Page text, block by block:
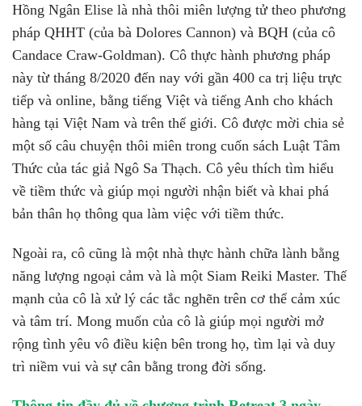
Hồng Ngân Elise là nhà thôi miên lượng tử theo phương
pháp QHHT (của bà Dolores Cannon) và BQH (của cô
Candace Craw-Goldman). Cô thực hành phương pháp
này từ tháng 8/2020 đến nay với gần 400 ca trị liệu trực
tiếp và online, bằng tiếng Việt và tiếng Anh cho khách
hàng tại Việt Nam và trên thế giới. Cô được mời chia sẻ
một số câu chuyện thôi miên trong cuốn sách Luật Tâm
Thức của tác giả Ngô Sa Thạch. Cô yêu thích tìm hiểu
về tiềm thức và giúp mọi người nhận biết và khai phá
bản thân họ thông qua làm việc với tiềm thức.
Ngoài ra, cô cũng là một nhà thực hành chữa lành bằng
năng lượng ngoại cảm và là một Siam Reiki Master. Thế
mạnh của cô là xử lý các tắc nghẽn trên cơ thể cảm xúc
và tâm trí. Mong muốn của cô là giúp mọi người mở
rộng tình yêu vô điều kiện bên trong họ, tìm lại và duy
trì niềm vui và sự cân bằng trong đời sống.